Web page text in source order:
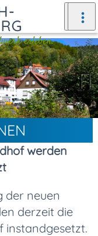
Weiter
werden
der neuen
derzeit die
instandgesetzt.